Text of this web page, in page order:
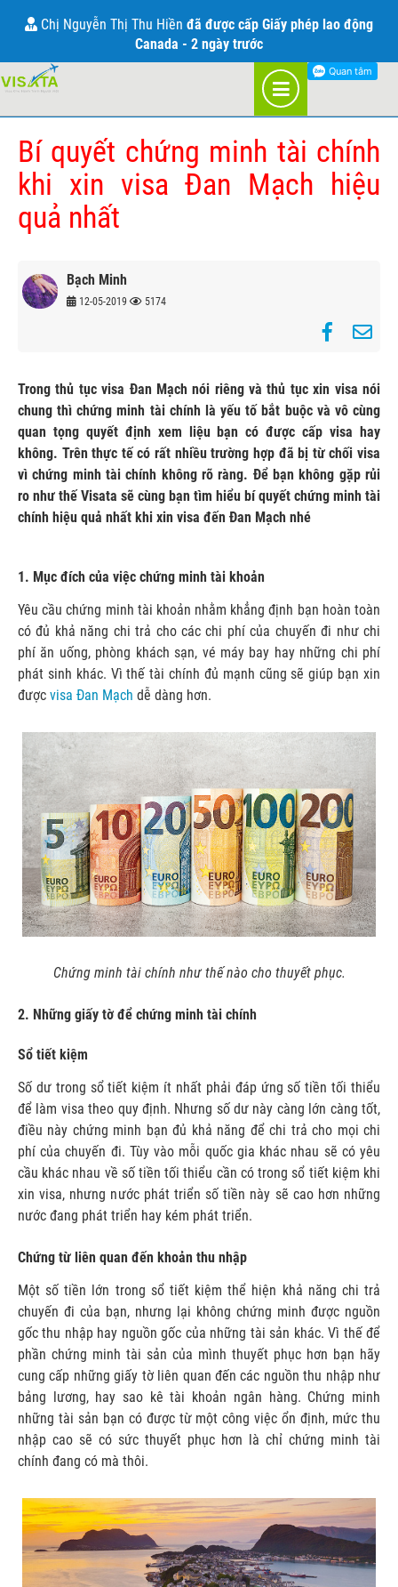
THÔNG TIN VỀ VISA ĐAN MẠCH
TRANG CHỦ
Bí quyết chứng minh tài chính
khi xin visa Đan Mạch hiệu
quả nhất
Bạch Minh
12-05-2019 5174
Trong thủ tục visa Đan Mạch nói riêng và thủ tục xin visa nói
chung thì chứng minh tài chính là yếu tố bắt buộc và vô cùng
quan tọng quyết định xem liệu bạn có được cấp visa hay
không. Trên thực tế có rất nhiều trường hợp đã bị từ chối visa
vì chứng minh tài chính không rõ ràng. Để bạn không gặp rủi
ro như thế Visata sẽ cùng bạn tìm hiểu bí quyết chứng minh tài
chính hiệu quả nhất khi xin visa đến Đan Mạch nhé
1. Mục đích của việc chứng minh tài khoản
Yêu cầu chứng minh tài khoản nhằm khẳng định bạn hoàn toàn
có đủ khả năng chi trả cho các chi phí của chuyến đi như chi
phí ăn uống, phòng khách sạn, vé máy bay hay những chi phí
phát sinh khác. Vì thế tài chính đủ mạnh cũng sẽ giúp bạn xin
được visa Đan Mạch dễ dàng hơn.
Chứng minh tài chính như thế nào cho thuyết phục.
2. Những giấy tờ để chứng minh tài chính
Sổ tiết kiệm
Số dư trong sổ tiết kiệm ít nhất phải đáp ứng số tiền tối thiểu
để làm visa theo quy định. Nhưng số dư này càng lớn càng tốt,
điều này chứng minh bạn đủ khả năng để chi trả cho mọi chi
phí của chuyến đi. Tùy vào mỗi quốc gia khác nhau sẽ có yêu
cầu khác nhau về số tiền tối thiểu cần có trong sổ tiết kiệm khi
xin visa, nhưng nước phát triển số tiền này sẽ cao hơn những
nước đang phát triển hay kém phát triển.
Chứng từ liên quan đến khoản thu nhập
Một số tiền lớn trong sổ tiết kiệm thể hiện khả năng chi trả
chuyến đi của bạn, nhưng lại không chứng minh được nguồn
gốc thu nhập hay nguồn gốc của những tài sản khác. Vì thế để
phần chứng minh tài sản của mình thuyết phục hơn bạn hãy
cung cấp những giấy tờ liên quan đến các nguồn thu nhập như
bảng lương, hay sao kê tài khoản ngân hàng. Chứng minh
những tài sản bạn có được từ một công việc ổn định, mức thu
nhập cao sẽ có sức thuyết phục hơn là chỉ chứng minh tài
chính đang có mà thôi.
Chị Nguyễn Thị Thu Hiền đã được cấp Giấy phép lao động
Canada - 2 ngày trước